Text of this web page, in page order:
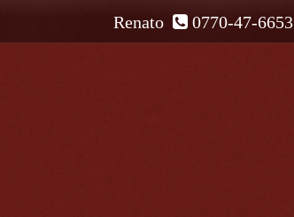
0770-47-6653
Renato